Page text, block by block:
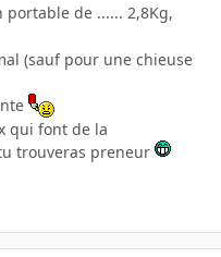
de ...... 2,8Kg,
(sauf pour une chieuse
qui font de la
trouveras preneur